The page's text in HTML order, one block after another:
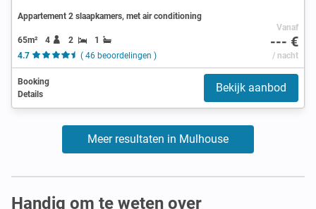
Appartement 2 slaapkamers, met air conditioning
65m² 4 2
1
4.7
( 46 beoordelingen )
Vanaf
--- €
/ nacht
Booking
Details
Bekijk aanbod
Meer resultaten in Mulhouse
Handig om te weten over